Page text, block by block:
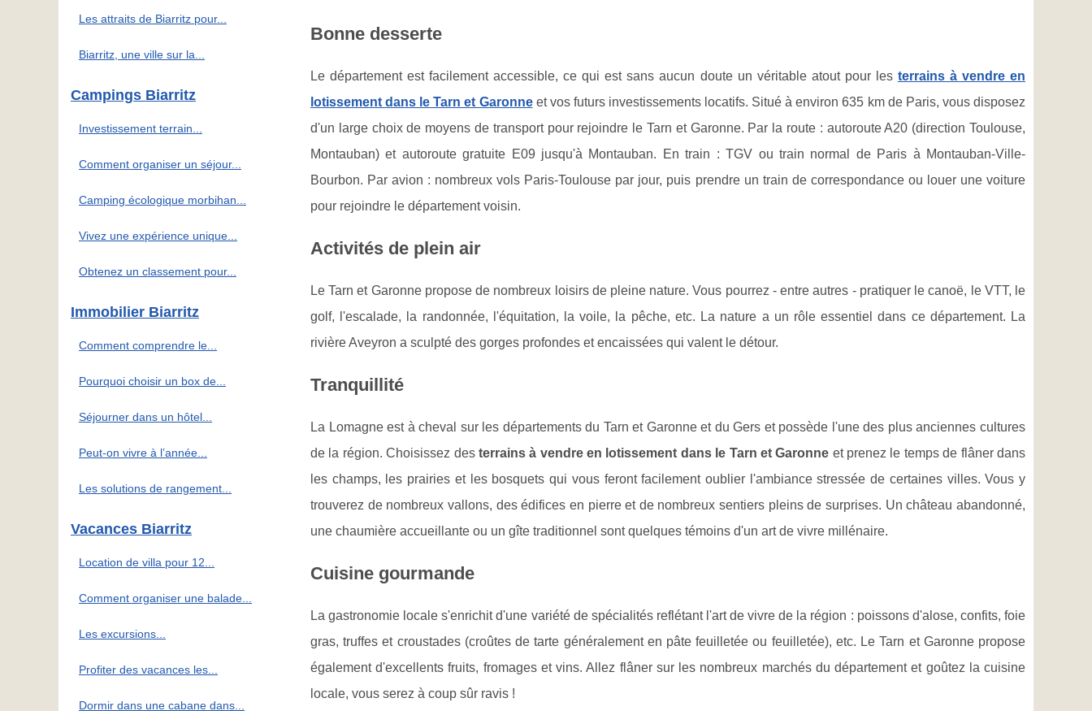
Bonne desserte
Le département est facilement accessible, ce qui est sans aucun doute un véritable atout pour les terrains à vendre en
lotissement dans le Tarn et Garonneet vos futurs investissements locatifs. Situé à environ 635 km de Paris, vous disposez
d'un large choix de moyens de transport pour rejoindre le Tarn et Garonne. Par la route : autoroute A20 (direction Toulouse,
Montauban) et autoroute gratuite E09 jusqu'à Montauban. En train : TGV ou train normal de Paris à Montauban-Ville-
Bourbon. Par avion : nombreux vols Paris-Toulouse par jour, puis prendre un train de correspondance ou louer une voiture
pour rejoindre le département voisin.
Activités de plein air
Le Tarn et Garonne propose de nombreux loisirs de pleine nature. Vous pourrez - entre autres - pratiquer le canoë, le VTT, le
golf, l'escalade, la randonnée, l'équitation, la voile, la pêche, etc. La nature a un rôle essentiel dans ce département. La
rivière Aveyron a sculpté des gorges profondes et encaissées qui valent le détour.
Tranquillité
La Lomagne est à cheval sur les départements du Tarn et Garonne et du Gers et possède l'une des plus anciennes cultures
de la région. Choisissez des terrains à vendre en lotissement dans le Tarn et Garonne et prenez le temps de flâner dans
les champs, les prairies et les bosquets qui vous feront facilement oublier l'ambiance stressée de certaines villes. Vous y
trouverez de nombreux vallons, des édifices en pierre et de nombreux sentiers pleins de surprises. Un château abandonné,
une chaumière accueillante ou un gîte traditionnel sont quelques témoins d'un art de vivre millénaire.
Cuisine gourmande
La gastronomie locale s'enrichit d'une variété de spécialités reflétant l'art de vivre de la région : poissons d'alose, confits, foie
gras, truffes et croustades (croûtes de tarte généralement en pâte feuilletée ou feuilletée), etc. Le Tarn et Garonne propose
également d'excellents fruits, fromages et vins. Allez flâner sur les nombreux marchés du département et goûtez la cuisine
locale, vous serez à coup sûr ravis !
Les attraits de Biarritz pour...
Biarritz, une ville sur la...
Campings Biarritz
Investissement terrain...
Comment organiser un séjour...
Camping écologique morbihan...
Vivez une expérience unique...
Obtenez un classement pour...
Immobilier Biarritz
Comment comprendre le...
Pourquoi choisir un box de...
Séjourner dans un hôtel...
Peut-on vivre à l’année...
Les solutions de rangement...
Vacances Biarritz
Location de villa pour 12...
Comment organiser une balade...
Les excursions...
Profiter des vacances les...
Dormir dans une cabane dans...